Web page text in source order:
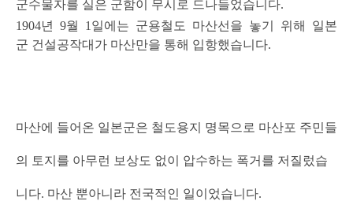
군수물자를 실은 군함이 무시 로 드나들었습니다.
1904년 9월 1일에는 군용철도 마산선을 놓기 위해 일본
군 건설공작대가 마산만을 통해 입항했습니다.
마산에 들어온 일본군은 철도용지 명목으로 마산포 주민들
의 토지를 아무런 보상도 없이 압수하는 폭거를 저질렀습
니 다. 마산 뿐아니라 전국적인 일이었습니다.